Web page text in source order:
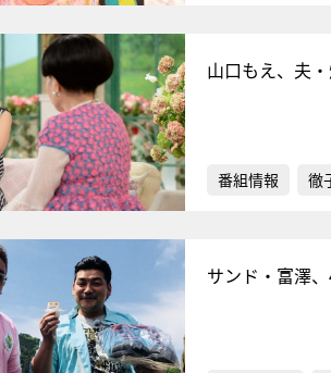
山口もえ、夫
番組情報 徹
サンド・富澤